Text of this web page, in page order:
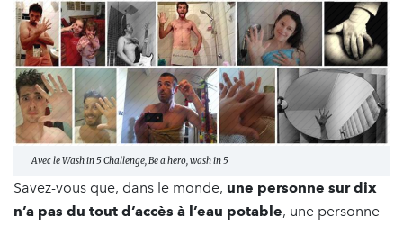
Avec le Wash in 5 Challenge, Be a hero, wash in 5
Savez-vous que, dans le monde, une personne sur dix
n’a pas du tout d’accès à l’eau potable, une personne